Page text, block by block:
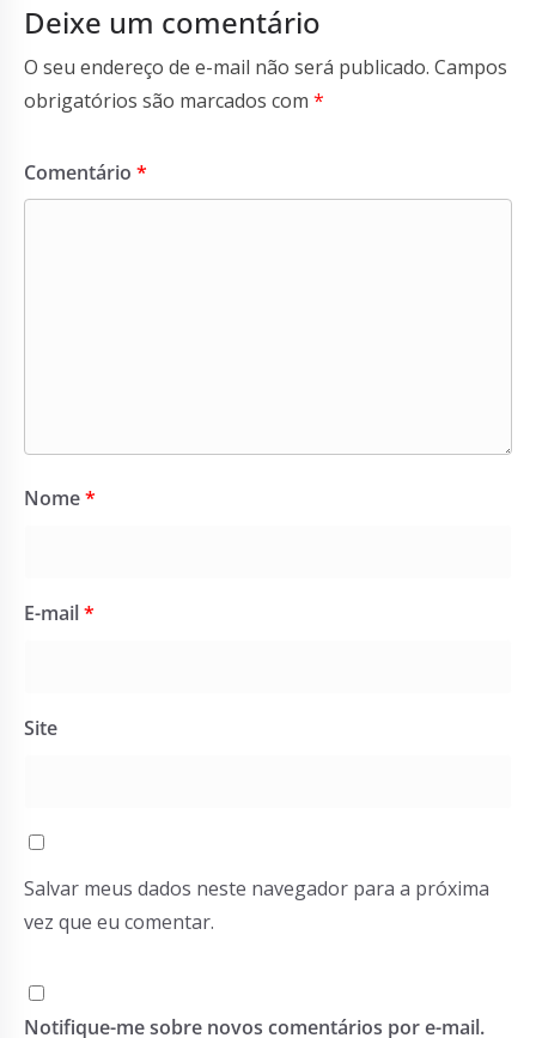
Deixe um comentário
O seu endereço de e-mail não será publicado. Campos
obrigatórios são marcados com *
Comentário *
Nome*
E-mail*
Site
Salvar meus dados neste navegador para a próxima
vez que eu comentar.
Notifique-me sobre novos comentários por e-mail.